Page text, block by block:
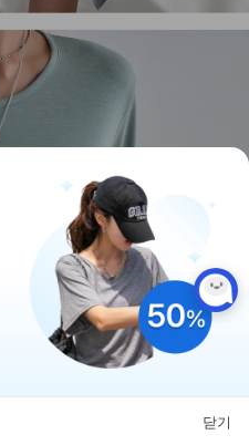
닫기
마이페이지